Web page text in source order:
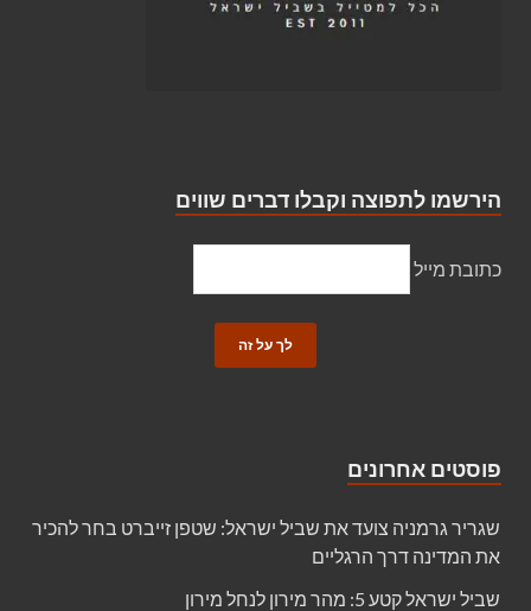
הירשמו לתפוצה וקבלו דברים שווים
כתובת מייל
פוסטים אחרונים
שגריר גרמניה צועד את שביל ישראל: שטפן זייברט בחר להכיר
את המדינה דרך הרגליים
שביל ישראל קטע 5: מהר מירון לנחל מירון